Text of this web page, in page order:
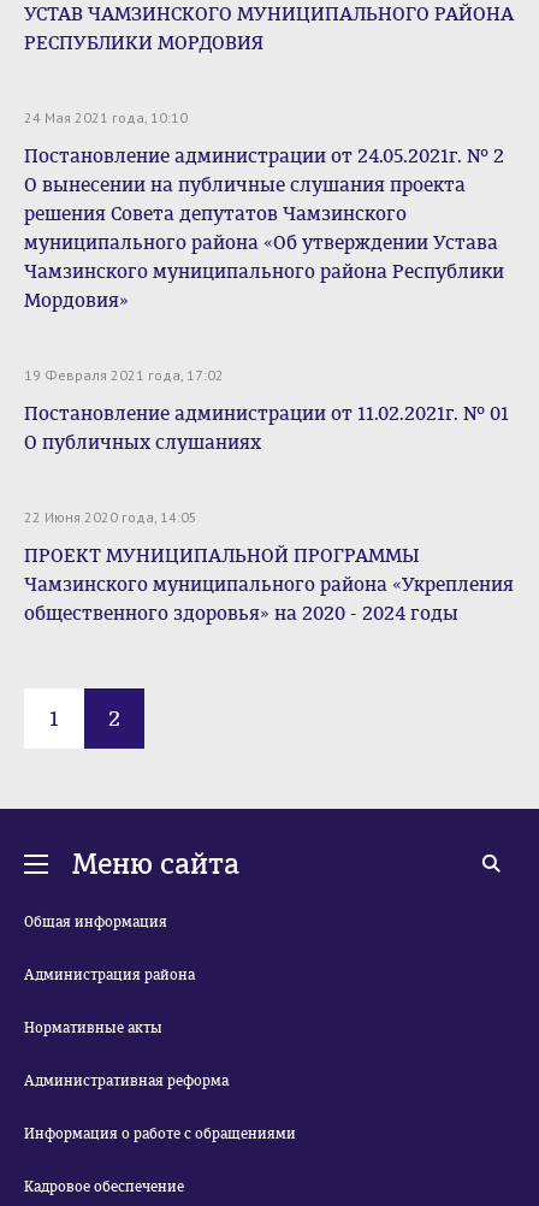
УСТАВ ЧАМЗИНСКОГО МУНИЦИПАЛЬНОГО РАЙОНА
РЕСПУБЛИКИ МОРДОВИЯ
24 Мая 2021 года, 10:10
Постановление администрации от 24.05.2021г. № 2
О вынесении на публичные слушания проекта
решения Совета депутатов Чамзинского
муниципального района «Об утверждении Устава
Чамзинского муниципального района Республики
Мордовия»
19 Февраля 2021 года, 17:02
Постановление администрации от 11.02.2021г. № 01
О публичных слушаниях
22 Июня 2020 года, 14:05
ПРОЕКТ МУНИЦИПАЛЬНОЙ ПРОГРАММЫ
Чамзинского муниципального района «Укрепления
общественного здоровья» на 2020 - 2024 годы
1 2
Меню сайта
Общая информация
Администрация района
Нормативные акты
Административная реформа
Информация о работе с обращениями
Кадровое обеспечение